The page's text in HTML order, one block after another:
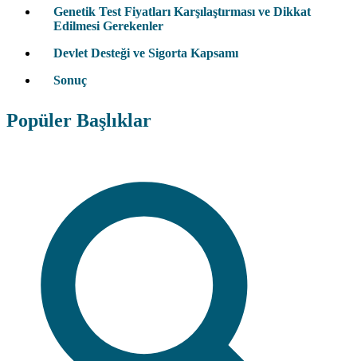
Genetik Test Fiyatları Karşılaştırması ve Dikkat
Edilmesi Gerekenler
Devlet Desteği ve Sigorta Kapsamı
Sonuç
Popüler Başlıklar